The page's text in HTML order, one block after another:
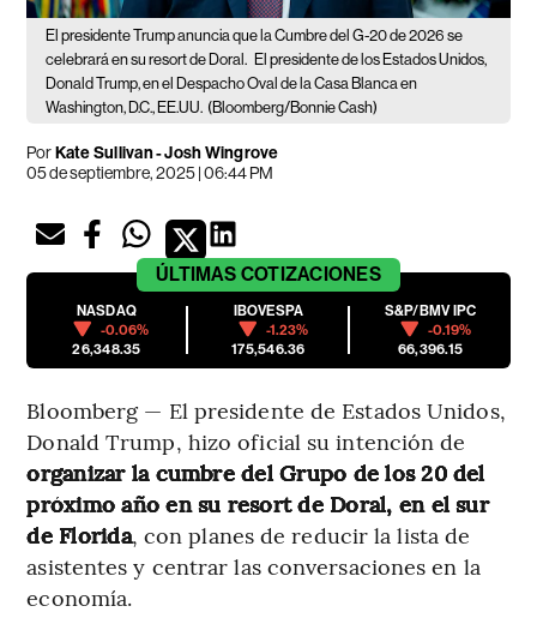
El presidente Trump anuncia que la Cumbre del G-20 de 2026 se
celebrará en su resort de Doral. El presidente de los Estados Unidos,
Donald Trump, en el Despacho Oval de la Casa Blanca en
Washington, D.C., EE.UU. (Bloomberg/Bonnie Cash)
PorKate Sullivan - Josh Wingrove
05 de septiembre, 2025 | 06:44 PM
ÚLTIMAS COTIZACIONES
NASDAQ
-0.06%
26,348.35
IBOVESPA
-1.23%
175,546.36
S&P/BMV IPC
-0.19%
66,396.15
Bloomberg — El presidente de Estados Unidos,
Donald Trump, hizo oficial su intención de
organizar la cumbre del Grupo de los 20 del
próximo año en su resort de Doral, en el sur
de Florida, con planes de reducir la lista de
asistentes y centrar las conversaciones en la
economía.